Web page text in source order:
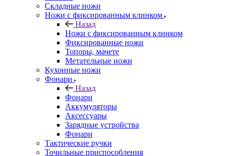
Складные ножи
Ножи с фиксированным клинком
Назад
Ножи с фиксированным клинком
Фиксированные ножи
Топоры, мачете
Метательные ножи
Кухонные ножи
Фонари
Назад
Фонари
Аккумуляторы
Аксессуары
Зарядные устройства
Фонари
Тактические ручки
Точильные приспособления